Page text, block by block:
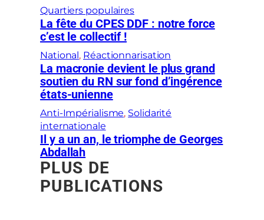
Quartiers populaires
La fête du CPES DDF : notre force
c’est le collectif !
National , Réactionnarisation
La macronie devient le plus grand
soutien du RN sur fond d’ingérence
états-unienne
Anti-Impérialisme, Solidarité
internationale
Il y a un an, le triomphe de Georges
Abdallah
PLUS DE
PUBLICATIONS